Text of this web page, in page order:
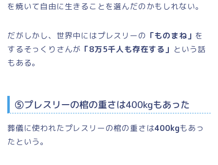
を焼いて自由に生きることを選んだのかもしれない。
だがしかし、世界中にはプレスリーの 「ものまね」 を
するそっくりさんが 「8万5千人も存在する」 という話
もある。
⑤プレスリーの棺の重さは400kgもあった
葬儀に使われたプレスリーの棺の重さは400kgもあっ
たという。